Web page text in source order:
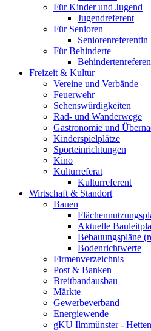
Für Kinder und Jugend
Jugendreferent
Für Senioren
Seniorenreferentin
Für Behinderte
Freizeit & Kultur
Vereine und Verbände
Feuerwehr
Sehenswürdigkeiten
Rad- und Wanderwege
Gastronomie und
Kinderspielplätze
Sporteinrichtungen
Kino
Kulturreferat
Kulturreferent
Wirtschaft & Standort
Bauen
Aktuelle
Bebauungspläne
Bodenrichtwerte
Firmenverzeichnis
Post & Banken
Breitbandausbau
Märkte
Gewerbeverband
Energiewende
gKU Ilmmünster -